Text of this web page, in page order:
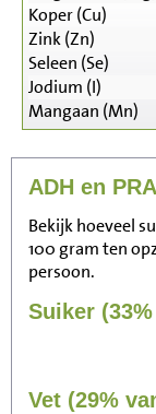
Koper (Cu)
Zink (Zn)
Seleen (Se)
Jodium (I)
Mangaan (Mn)
ADH en
Bekijk hoeveel
100 gram ten
persoon.
Suiker
Vet (29%